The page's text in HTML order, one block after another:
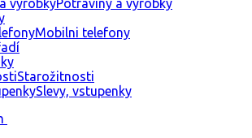
Potraviny a výrobky
Mobilni telefony
Starožitnosti
Slevy, vstupenky